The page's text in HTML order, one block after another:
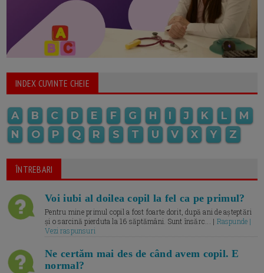
INDEX CUVINTE CHEIE
A B C D E F G H I J K L
M
N
O P Q R S T U V X Y Z
ÎNTREBARI
Voi iubi al doilea copil la fel ca pe primul?
Pentru mine primul copil a fost foarte dorit, după ani de așteptări
și o sarcină pierduta la 16 săptămâni. Sunt însărc... | Raspunde |
Vezi raspunsuri
Ne certăm mai des de când avem copil. E
normal?